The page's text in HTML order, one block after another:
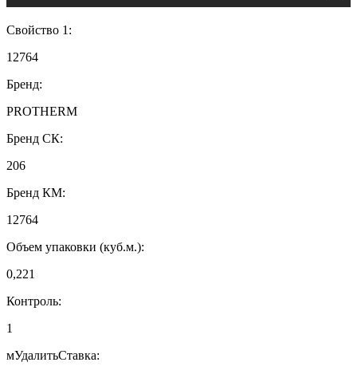
Свойство 1:
12764
Бренд:
PROTHERM
Бренд СК:
206
Бренд КМ:
12764
Объем упаковки (куб.м.):
0,221
Контроль:
1
мУдалитьСтавка: